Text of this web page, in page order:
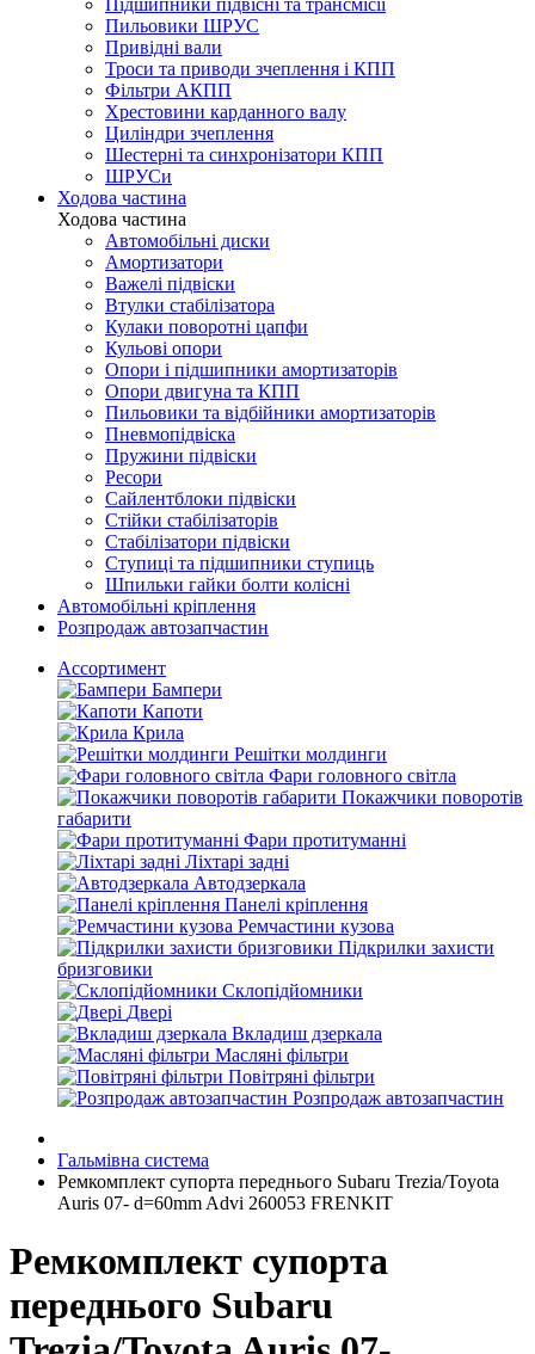
Підшипники підвісні та трансмісії
Пильовики ШРУС
Привідні вали
Троси та приводи зчеплення і КПП
Фільтри АКПП
Хрестовини карданного валу
Циліндри зчеплення
Шестерні та синхронізатори КПП
ШРУСи
Ходова частина
Ходова частина
Автомобільні диски
Амортизатори
Важелі підвіски
Втулки стабілізатора
Кулаки поворотні цапфи
Кульові опори
Опори і підшипники амортизаторів
Опори двигуна та КПП
Пильовики та відбійники амортизаторів
Пневмопідвіска
Пружини підвіски
Ресори
Сайлентблоки підвіски
Стійки стабілізаторів
Стабілізатори підвіски
Ступиці та підшипники ступиць
Шпильки гайки болти колісні
Автомобільні кріплення
Розпродаж автозапчастин
Ассортимент
Бампери
Капоти
Крила
Решітки молдинги
Фари головного світла
Покажчики поворотів
габарити
Фари протитуманні
Ліхтарі задні
Автодзеркала
Панелі кріплення
Ремчастини кузова
Підкрилки захисти
бризговики
Склопідйомники
Двері
Вкладиш дзеркала
Масляні фільтри
Повітряні фільтри
Розпродаж автозапчастин
Гальмівна система
Ремкомплект супорта переднього Subaru Trezia/Toyota
Auris 07- d=60mm Advi 260053 FRENKIT
Ремкомплект супорта
переднього Subaru